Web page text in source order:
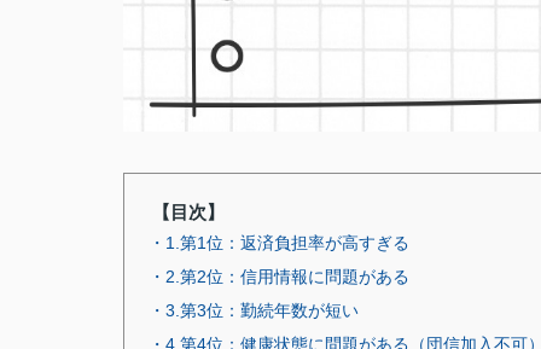
【目次】
・1.第1位：返済負担率が高すぎる
・2.第2位：信用情報に問題がある
・3.第3位：勤続年数が短い
・4.第4位：健康状態に問題がある（団信加入不可